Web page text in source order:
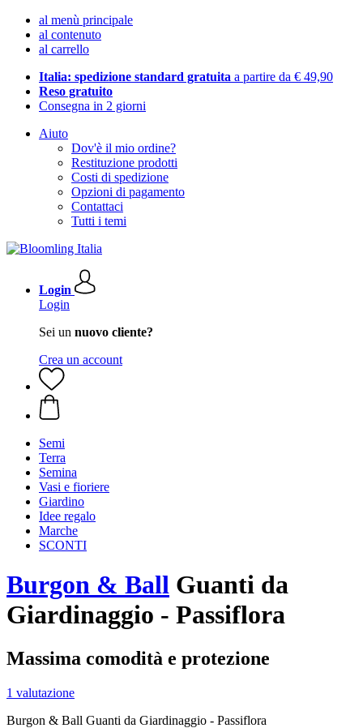
al menù principale
al contenuto
al carrello
Italia: spedizione standard gratuita a partire da € 49,90
Reso gratuito
Consegna in 2 giorni
Aiuto
Dov'è il mio ordine?
Restituzione prodotti
Costi di spedizione
Opzioni di pagamento
Contattaci
Tutti i temi
Login
Login
Sei un nuovo cliente?
Crea un account
Semi
Terra
Semina
Vasi e fioriere
Giardino
Idee regalo
Marche
SCONTI
Burgon & Ball Guanti da
Giardinaggio - Passiflora
Massima comodità e protezione
1 valutazione
Burgon & Ball Guanti da Giardinaggio - Passiflora